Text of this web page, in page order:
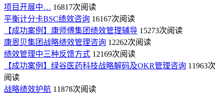
项目开展中… 16817次阅读
平衡计分卡BSC绩效咨询 16167次阅读
【成功案例】康师傅集团绩效管理辅导 15273次阅读
康恩贝集团战略绩效管理咨询 12262次阅读
绩效管理中三种反馈方式 12169次阅读
【成功案例】绿谷医药科技战略解码及OKR管理咨询 11963次
阅读
战略绩效护航 11878次阅读